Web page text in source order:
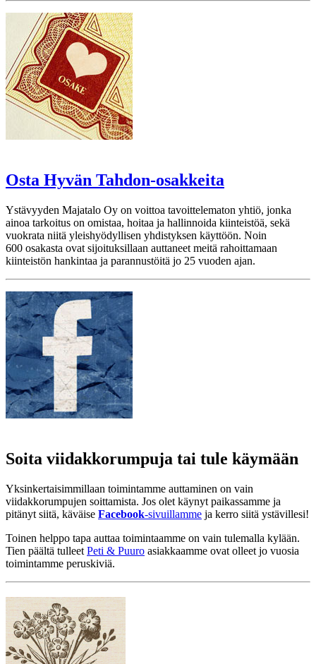
Osta Hyvän Tahdon-osakkeita
Ystävyyden Majatalo Oy on voittoa tavoittelematon yhtiö, jonka
ainoa tarkoitus on omistaa, hoitaa ja hallinnoida kiinteistöä, sekä
vuokrata niitä yleishyödyllisen yhdistyksen käyttöön. Noin
600 osakasta ovat sijoituksillaan auttaneet meitä rahoittamaan
kiinteistön hankintaa ja parannustöitä jo 25 vuoden ajan.
Soita viidakkorumpuja tai tule käymään
Yksinkertaisimmillaan toimintamme auttaminen on vain
viidakkorumpujen soittamista. Jos olet käynyt paikassamme ja
pitänyt siitä, käväise Facebook-sivuillamme ja kerro siitä ystävillesi!
Toinen helppo tapa auttaa toimintaamme on vain tulemalla kylään.
Tien päältä tulleet Peti & Puuro asiakkaamme ovat olleet jo vuosia
toimintamme peruskiviä.